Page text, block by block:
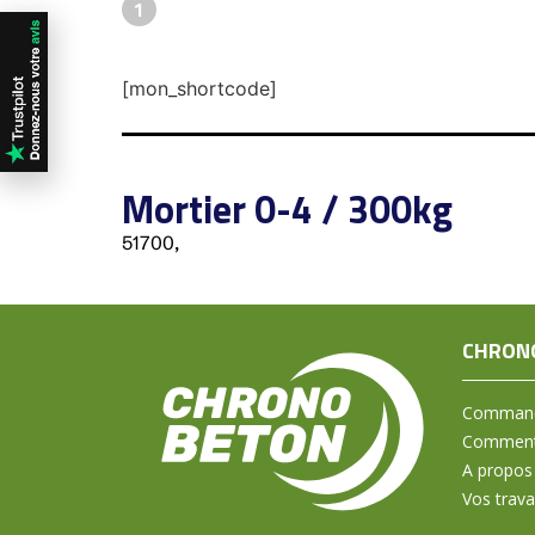
1
[mon_shortcode]
Mortier 0-4 / 300kg
51700,
A propos
Vos